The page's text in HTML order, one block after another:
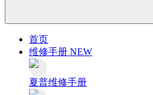
首页
维修手册 NEW
夏普维修手册